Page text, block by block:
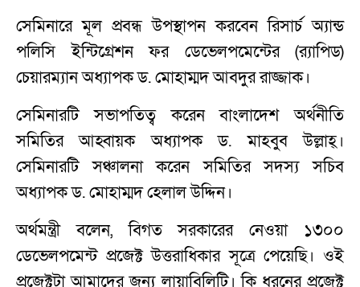
সেমিনারে মূল প্রবন্ধ উপস্থাপন করবেন রিসার্চ অ্যান্ড
পলিসি ইন্টিগ্রেশন ফর ডেভেলপমেন্টের (র‌্যাপিড)
চেয়ারম্যান অধ্যাপক ড. মোহাম্মদ আবদুর রাজ্জাক।
সেমিনারটি সভাপতিত্ব করেন বাংলাদেশ অর্থনীতি
সমিতির আহ্বায়ক অধ্যাপক ড. মাহবুব উল্লাহ্।
সেমিনারটি সঞ্চালনা করেন সমিতির সদস্য সচিব
অধ্যাপক ড. মোহাম্মদ হেলাল উদ্দিন।
অর্থমন্ত্রী বলেন, বিগত সরকারের নেওয়া ১৩০০
ডেভেলপমেন্ট প্রজেক্ট উত্তরাধিকার সূত্রে পেয়েছি। ওই
প্রজেক্টটা আমাদের জন্য লায়াবিলিটি। কি ধরনের প্রজেক্ট